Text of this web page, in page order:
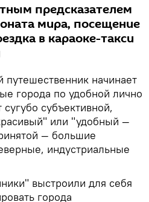
предсказателем
мира, посещение
в караоке-такси
начинает
города по удобной лично
субъективной,
или "удобный —
— большие
индустриальные
выстроили для себя
города